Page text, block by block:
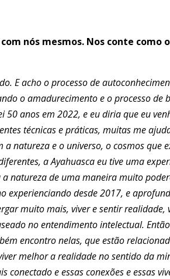
nós mesmos. Nos conte
E acho o processo de
o amadurecimento e o processo
anos em 2022, e eu diria que eu
técnicas e práticas, muitas me
natureza e o universo, o cosmos que
a Ayahuasca eu tive uma
de uma maneira muito
desde 2017, e
muito mais, viver e sentir
no entendimento intelectual.
encontro nelas, que estão
melhor a realidade no sentido da
e essas conexões e essas